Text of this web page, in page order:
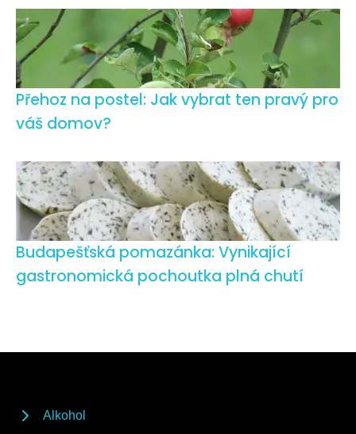
Přehoz na postel: Jak vybrat ten pravý pro
váš domov?
Budapešťská pomazánka: Vynikající
gastronomická pochoutka plná chutí
Alkohol